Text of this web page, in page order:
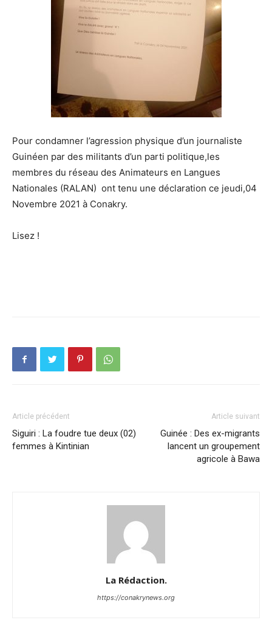
Pour condamner l’agression physique d’un journaliste
Guinéen par des militants d’un parti politique,les
membres du réseau des Animateurs en Langues
Nationales (RALAN) ont tenu une déclaration ce jeudi,04
Novembre 2021 à Conakry.
Lisez !
Article précédent
Siguiri : La foudre tue deux (02)
femmes à Kintinian
Article suivant
Guinée : Des ex-migrants
lancent un groupement
agricole à Bawa
La Rédaction.
https://conakrynews.org